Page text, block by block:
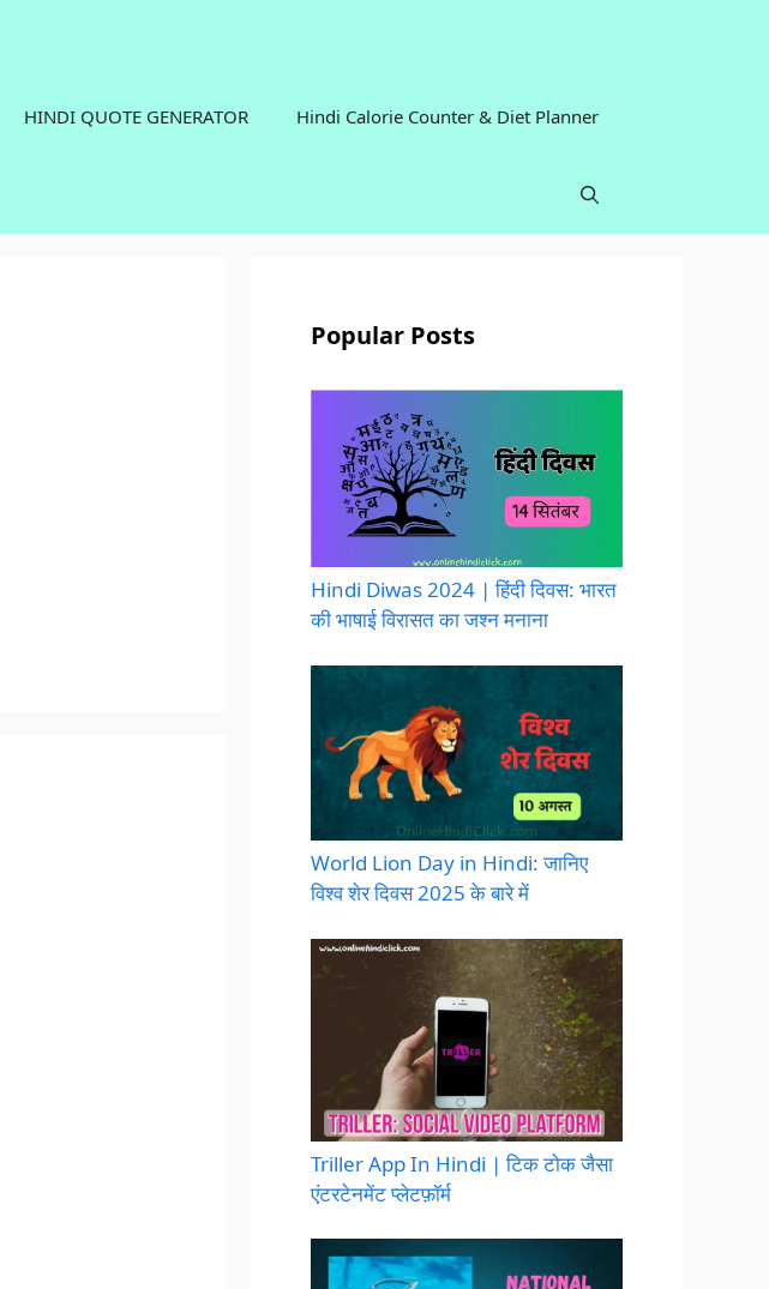
HINDI QUOTE GENERATOR Hindi Calorie Counter & Diet Planner
Popular Posts
Hindi Diwas 2024 | हिंदी दिवस: भारत
की भाषाई विरासत का जश्न मनाना
World Lion Day in Hindi: जानिए
विश्व शेर दिवस 2025 के बारे में
Triller App In Hindi | टिक टोक जैसा
एंटरटेनमेंट प्लेटफ़ॉर्म